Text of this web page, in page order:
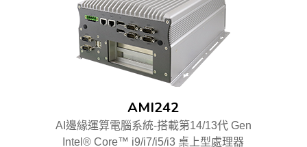
AMI242
AI邊緣運算電腦系統-搭載第14/13代 Gen
Intel® Core™ i9/i7/i5/i3 桌上型處理器